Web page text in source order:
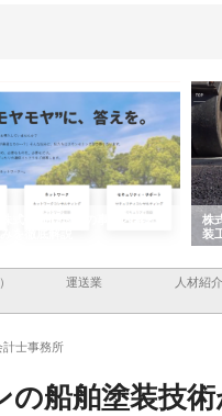
株式会社ＣＳＡの事業内容と強
株
装
運送業 人材紹
計士事務所
の船舶塗装技